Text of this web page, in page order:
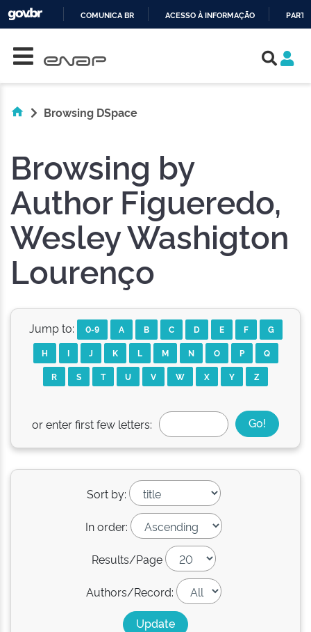
COMUNICA BR ACESSO À INFORMAÇÃO
Browsing DSpace
Browsing by
Author Figueredo,
Wesley Washigton
Lourenço
Jump to: 0-9 A B C D E F
G
H
I J K L M N O P
Q
R
S T U V W X Y Z
or enter first few letters:
Sort by:
In order:
Results/Page
Authors/Record: